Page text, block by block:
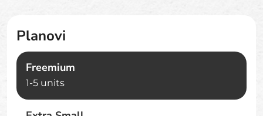
Planovi
Freemium
1-5 units